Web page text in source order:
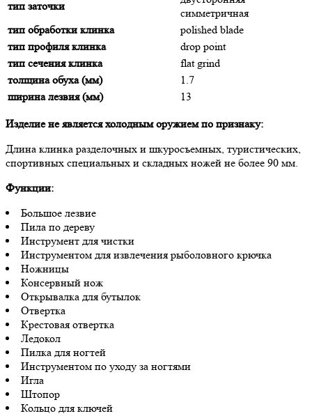
тип заточки
симметричная
тип обработки клинка
polished blade
тип профиля клинка
drop point
тип сечения клинка
flat grind
толщина обуха (мм)
1.7
ширина лезвия (мм)
13
Изделие не является холодным оружием по признаку:
Длина клинка разделочных и шкуросъемных, туристических,
спортивных специальных и складных ножей не более 90 мм.
Функции:
Большое лезвие
Пила по дереву
Инструмент для чистки
Инструментом для извлечения рыболовного крючка
Ножницы
Консервный нож
Открывалка для бутылок
Отвертка
Крестовая отвертка
Ледокол
Пилка для ногтей
Инструментом по уходу за ногтями
Игла
Штопор
Кольцо для ключей